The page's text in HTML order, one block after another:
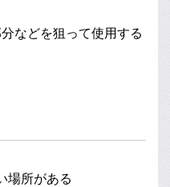
などを狙って使用する
場所がある